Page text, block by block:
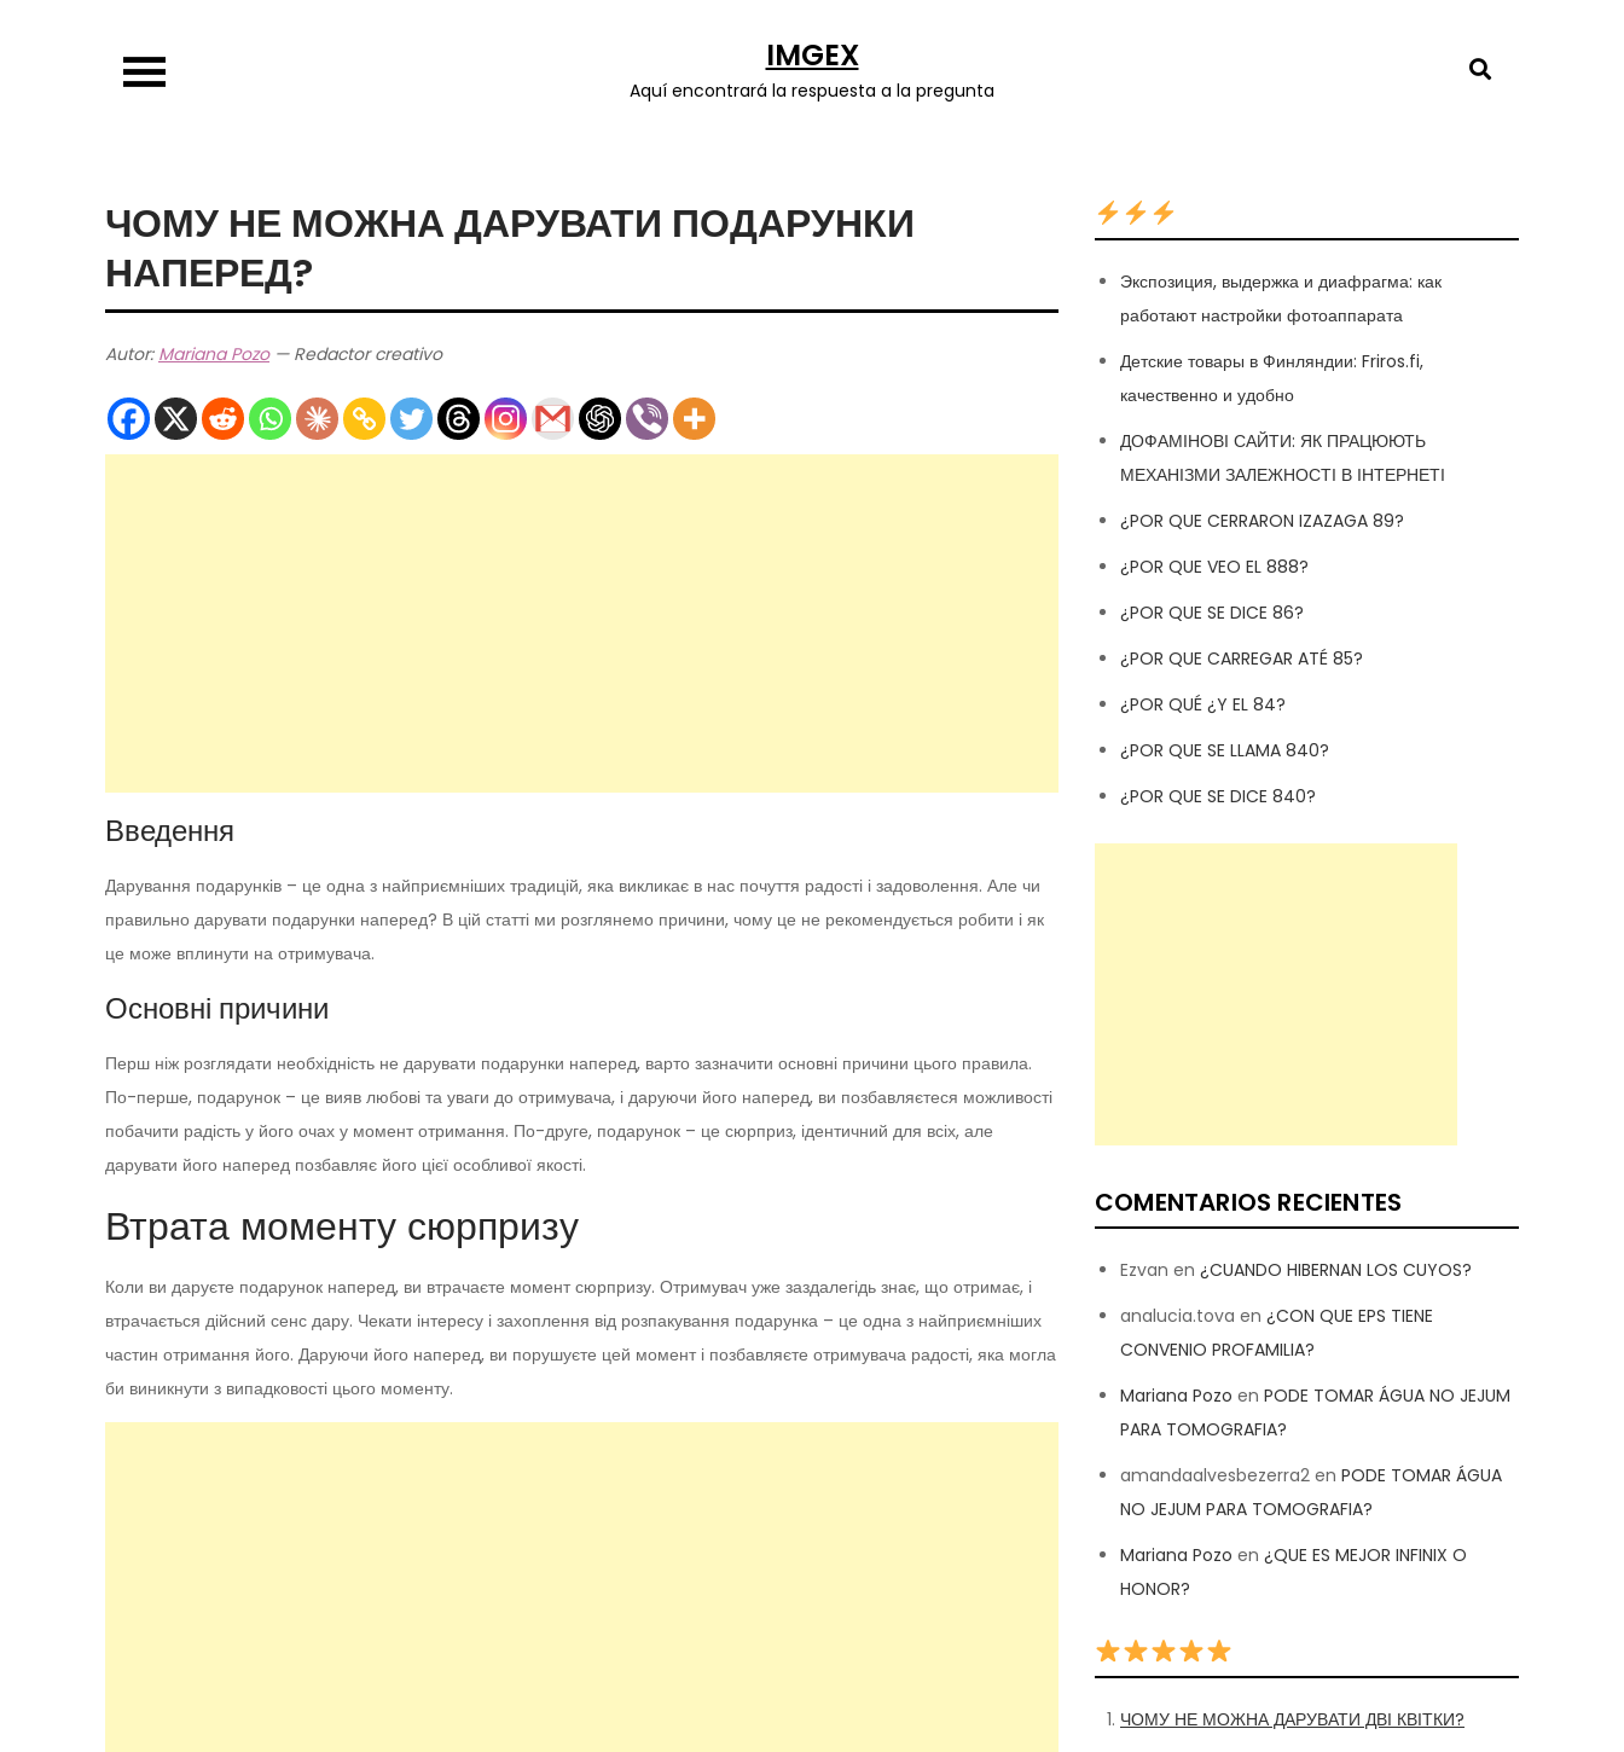
IMGEX
Aquí encontrará la respuesta a la pregunta
ЧОМУ НЕ МОЖНА ДАРУВАТИ ПОДАРУНКИ
НАПЕРЕД?
Autor: Mariana Pozo— Redactor creativo
Введення
Дарування подарунків – це одна з найприємніших традицій, яка викликає в нас почуття радості і задоволення. Але чи
правильно дарувати подарунки наперед? В цій статті ми розглянемо причини, чому це не рекомендується робити і як
це може вплинути на отримувача.
Основні причини
Перш ніж розглядати необхідність не дарувати подарунки наперед, варто зазначити основні причини цього правила.
По-перше, подарунок – це вияв любові та уваги до отримувача, і даруючи його наперед, ви позбавляєтеся можливості
побачити радість у його очах у момент отримання. По-друге, подарунок – це сюрприз, ідентичний для всіх, але
дарувати його наперед позбавляє його цієї особливої якості.
Втрата моменту сюрпризу
Коли ви даруєте подарунок наперед, ви втрачаєте момент сюрпризу. Отримувач уже заздалегідь знає, що отримає, і
втрачається дійсний сенс дару. Чекати інтересу і захоплення від розпакування подарунка – це одна з найприємніших
частин отримання його. Даруючи його наперед, ви порушуєте цей момент і позбавляєте отримувача радості, яка могла
би виникнути з випадковості цього моменту.
Экспозиция, выдержка и диафрагма: как
работают настройки фотоаппарата
Детские товары в Финляндии: Friros.fi,
качественно и удобно
ДОФАМІНОВІ САЙТИ: ЯК ПРАЦЮЮТЬ
МЕХАНІЗМИ ЗАЛЕЖНОСТІ В ІНТЕРНЕТІ
¿POR QUE CERRARON IZAZAGA 89?
¿POR QUE VEO EL 888?
¿POR QUE SE DICE 86?
¿POR QUE CARREGAR ATÉ 85?
¿POR QUÉ ¿Y EL 84?
¿POR QUE SE LLAMA 840?
¿POR QUE SE DICE 840?
COMENTARIOS RECIENTES
Ezvan en ¿CUANDO HIBERNAN LOS CUYOS?
analucia.tova en ¿CON QUE EPS TIENE
CONVENIO PROFAMILIA?
Mariana Pozo en PODE TOMAR ÁGUA NO JEJUM
PARA TOMOGRAFIA?
amandaalvesbezerra2 en PODE TOMAR ÁGUA
NO JEJUM PARA TOMOGRAFIA?
Mariana Pozo en ¿QUE ES MEJOR INFINIX O
HONOR?
ЧОМУ НЕ МОЖНА ДАРУВАТИ ДВІ КВІТКИ?